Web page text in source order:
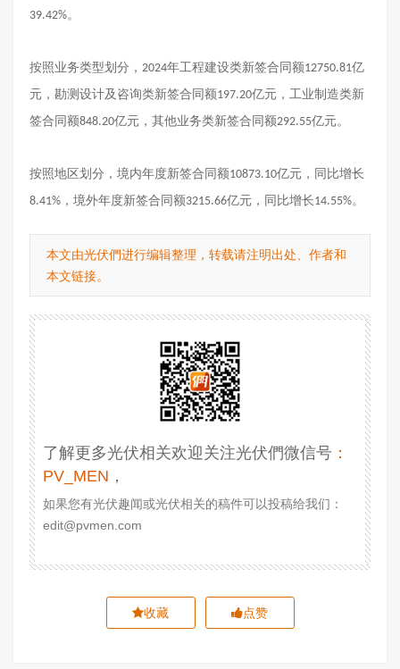
39.42%。
按照业务类型划分， 2024年工程建设类新签合同额12750.81亿
元，勘测设计及咨询类新签合同额197.20亿元，工业制造类新
签合同额848.20亿元，其他业务类新签合同额292.55亿元。
按照地区划分，境内年度新签合同额10873.10亿元，同比增长
8.41% ，境外年度新签合同额3215.66亿元，同比增长14.55%。
本文由光伏們进行编辑整理，转载请注明出处、作者和
本文链接。
了解更多光伏相关欢迎关注光伏們微信号 ：
PV_MEN ，
如果您有光伏趣闻或光伏相关的稿件可以投稿给我们：
edit@pvmen.com
收藏 点赞